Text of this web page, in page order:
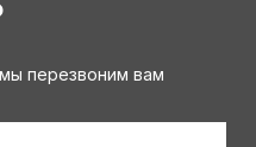
перезвоним вам